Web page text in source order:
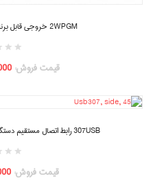
2WPGM خروجی قابل برنامه ریزی بی سیم پارادوکس
قیمت فروش:
307USB رابط اتصال مستقیم دستگاه به کامپیوتر پارادوکس دارای LED
قیمت فروش: